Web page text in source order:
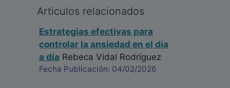
Articulos relacionados
Estrategias efectivas para
controlar la ansiedad en el día
a día Rebeca Vidal Rodríguez
Fecha Publicación: 04/02/2026